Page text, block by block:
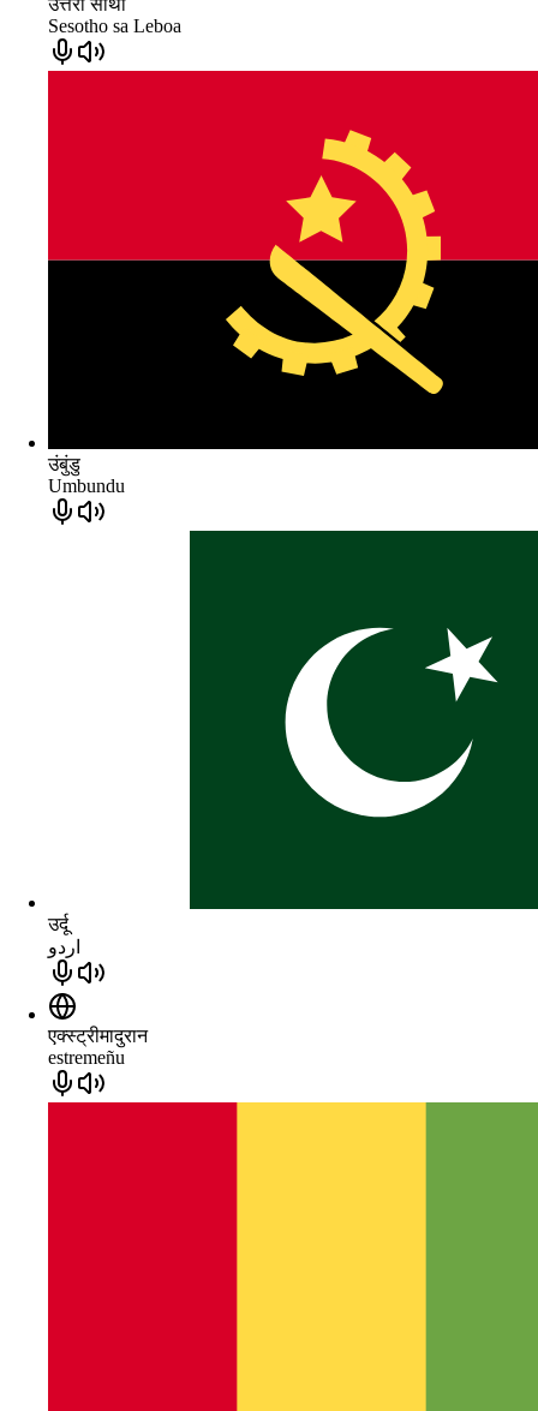
उत्तरी सोथो
Sesotho sa Leboa
उंबुंडु
Umbundu
उर्दू
اردو
एक्स्ट्रीमादुरान
estremeñu